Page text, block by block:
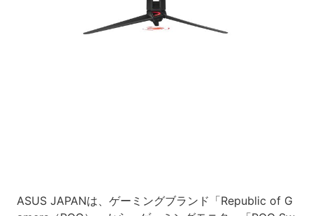
ASUS JAPANは、ゲーミングブランド「Republic of G